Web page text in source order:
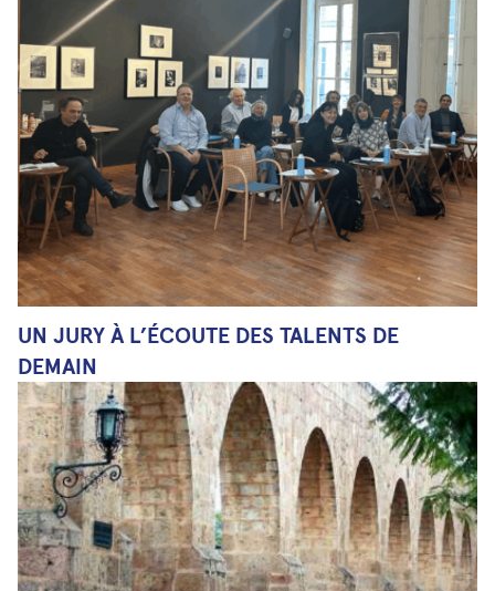
UN JURY À L’ÉCOUTE DES TALENTS DE
DEMAIN